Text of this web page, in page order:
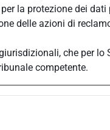
la protezione dei dati
delle azioni di
che per
competente.